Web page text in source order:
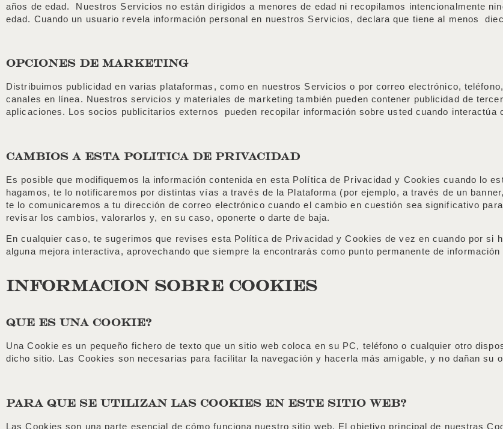
años de edad. Nuestros Servicios no están dirigidos a menores de edad ni recopilamos intencionalmente
edad. Cuando un usuario revela información personal en nuestros Servicios, declara que tiene al menos
OPCIONES DE MARKETING
Distribuimos publicidad en varias plataformas, como en nuestros Servicios o por correo electrónico,
canales en línea. Nuestros servicios y materiales de marketing también pueden contener publicidad de
aplicaciones. Los socios publicitarios externos pueden recopilar información sobre usted cuando interactúa
CAMBIOS A ESTA POLiTICA DE PRIVACIDAD
Es posible que modifiquemos la información contenida en esta Política de Privacidad y Cookies cuando lo
hagamos, te lo notificaremos por distintas vías a través de la Plataforma (por ejemplo, a través de un
te lo comunicaremos a tu dirección de correo electrónico cuando el cambio en cuestión sea significativo
revisar los cambios, valorarlos y, en su caso, oponerte o darte de baja.
En cualquier caso, te sugerimos que revises esta Política de Privacidad y Cookies de vez en cuando por si
alguna mejora interactiva, aprovechando que siempre la encontrarás como punto permanente de información
INFORMACION SOBRE COOKIES
QUE ES UNA COOKIE?
Una Cookie es un pequeño fichero de texto que un sitio web coloca en su PC, teléfono o cualquier otro
dicho sitio. Las Cookies son necesarias para facilitar la navegación y hacerla más amigable, y no dañan su
PARA QUE SE UTILIZAN LAS COOKIES EN ESTE SITIO WEB?
Las Cookies son una parte esencial de cómo funciona nuestro sitio web. El objetivo principal de nuestras